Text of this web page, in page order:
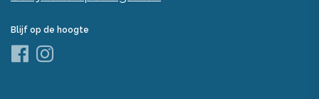
Blijf op de hoogte
Facebook
Instagram